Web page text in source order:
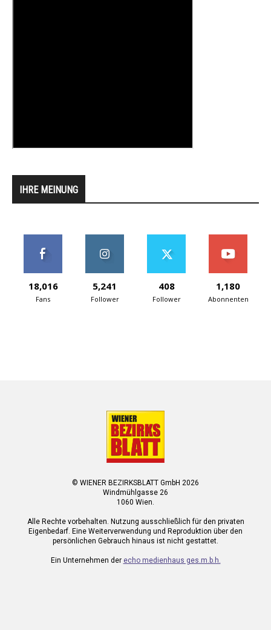
IHRE MEINUNG
18,016
Fans
5,241
Follower
408
Follower
1,180
Abonnenten
© WIENER BEZIRKSBLATT GmbH 2026
Windmühlgasse 26
1060 Wien.
Alle Rechte vorbehalten. Nutzung ausschließlich für den privaten
Eigenbedarf. Eine Weiterverwendung und Reproduktion über den
persönlichen Gebrauch hinaus ist nicht gestattet.
Ein Unternehmen der echo medienhaus ges.m.b.h.